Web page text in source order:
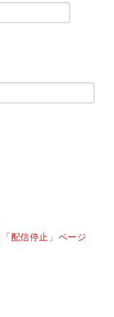
配信停止」ページ